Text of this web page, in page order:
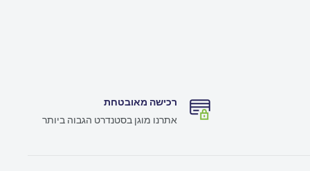
רכישה מאובטחת
אתרנו מוגן בסטנדרט הגבוה ביותר